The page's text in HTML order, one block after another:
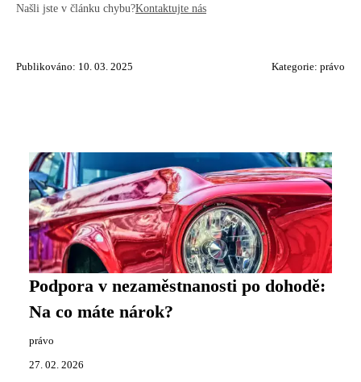
Našli jste v článku chybu?Kontaktujte nás
Publikováno: 10. 03. 2025 Kategorie: právo
Podpora v nezaměstnanosti po dohodě:
Na co máte nárok?
právo
27. 02. 2026